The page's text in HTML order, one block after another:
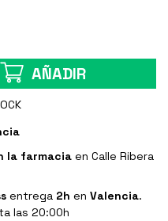
AÑADIR
la farmacia en Calle Ribera
entrega 2h enValencia.
las 20:00h